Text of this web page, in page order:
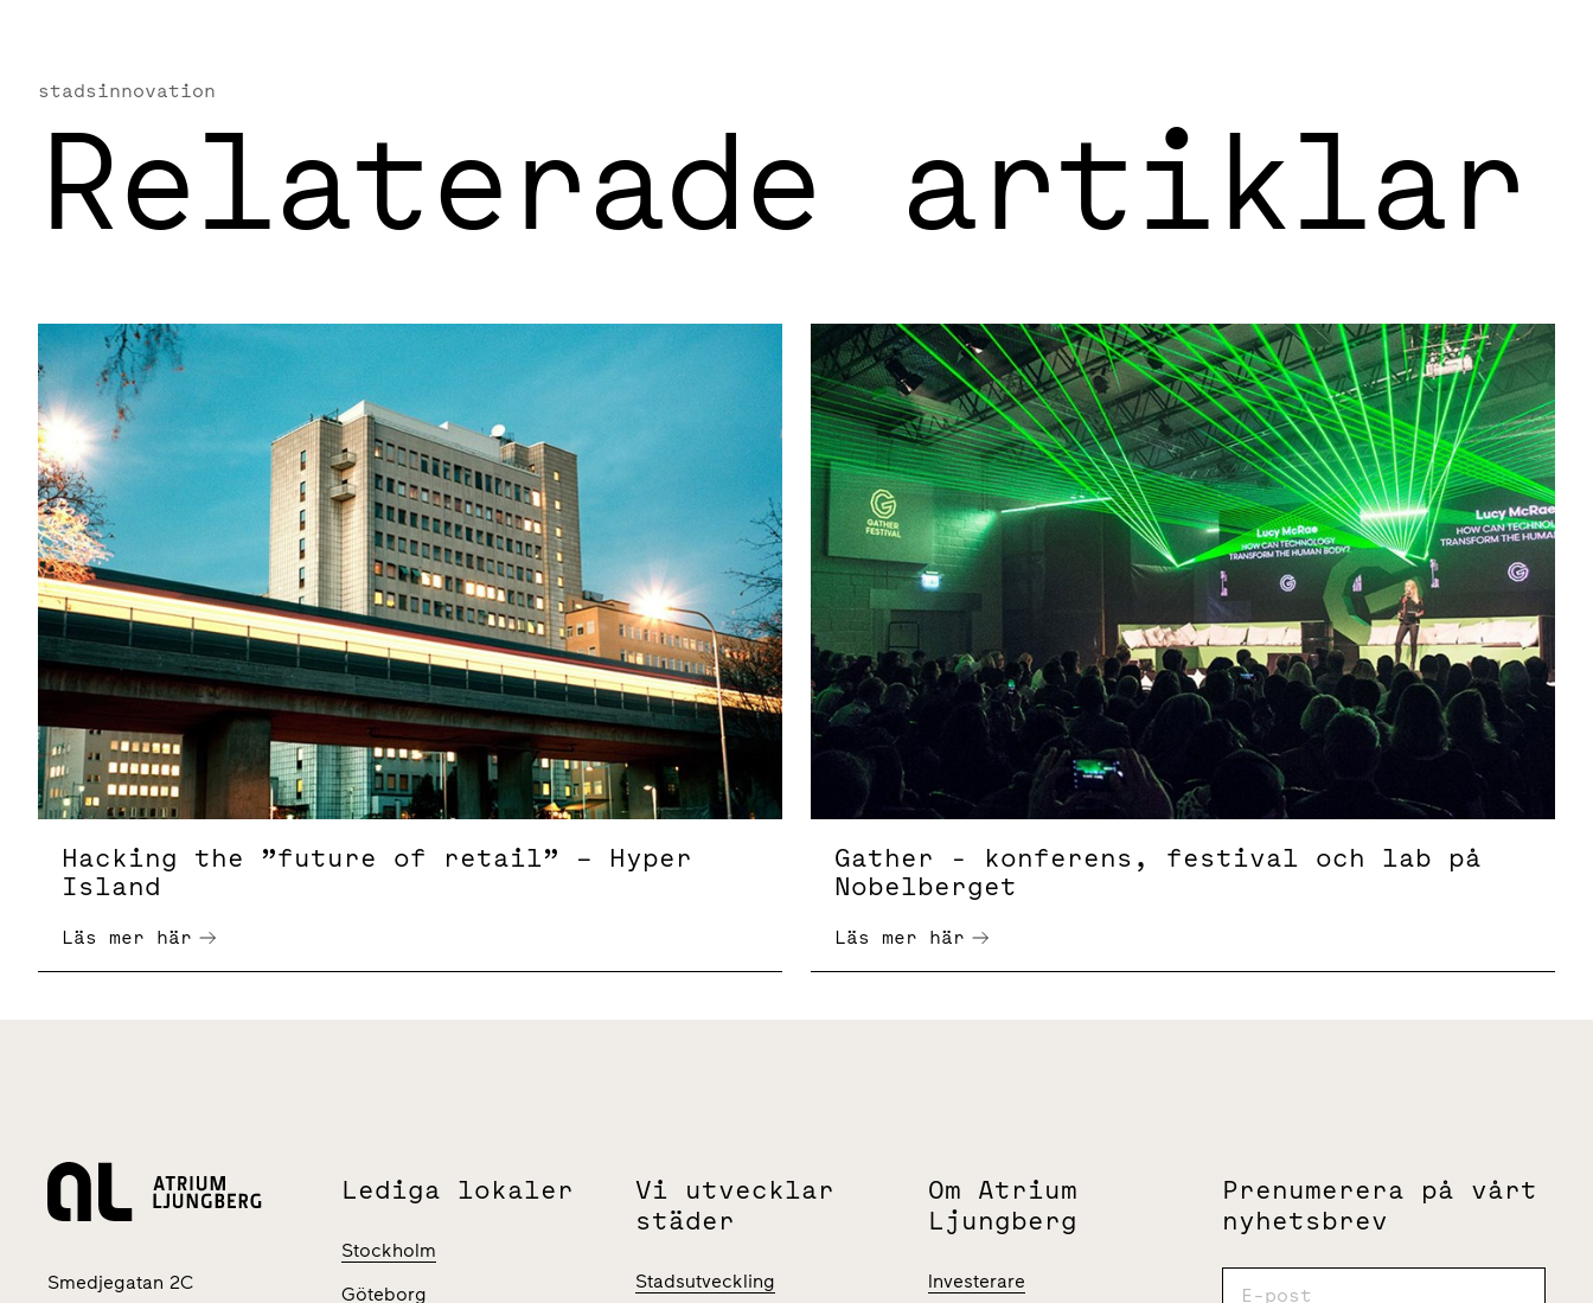
stadsinnovation
Relaterade artiklar
Hacking the ”future of retail” – Hyper Island
Hacking the ”future of retail” – Hyper
Island
Läs mer här
Gather - konferens, festival och lab på Nobelberget
Gather - konferens, festival och lab på
Nobelberget
Läs mer här
Smedjegatan 2C
Lediga lokaler
Stockholm
Göteborg
Vi utvecklar
städer
Stadsutveckling
Om Atrium
Ljungberg
Investerare
Prenumerera på vårt
nyhetsbrev